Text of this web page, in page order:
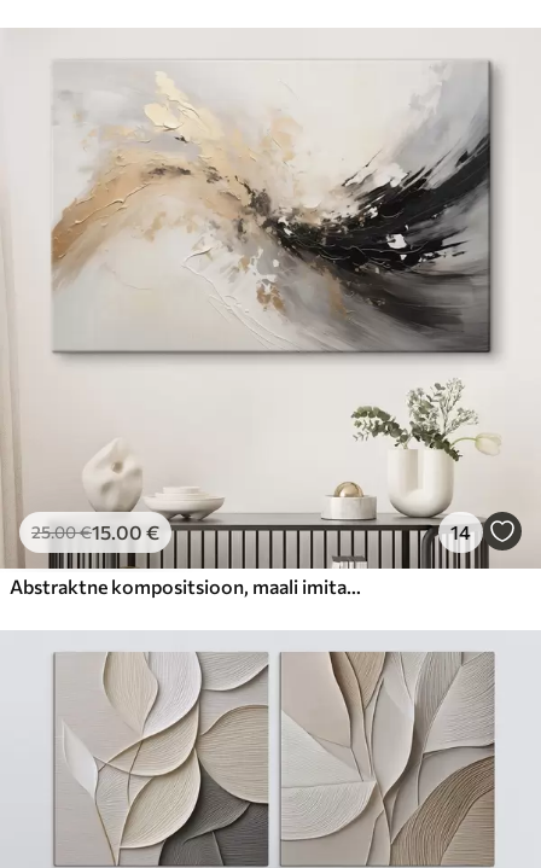
25.00€15.00 € 14
Abstraktne kompositsioon, maali imitatsioon